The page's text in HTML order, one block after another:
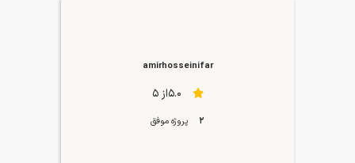
amirhosseinifar
5.0از 5
2 پروژه موفق